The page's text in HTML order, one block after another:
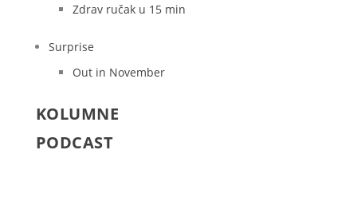
Zdrav ručak u 15 min
Surprise
Out in November
KOLUMNE
PODCAST